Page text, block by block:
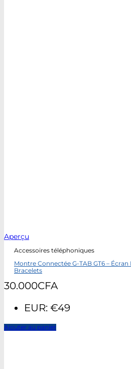
Aperçu
Accessoires téléphoniques
Montre Connectée G-TAB GT6 – Écran
Bracelets
30.000CFA
EUR: €49
Ajouter au panier